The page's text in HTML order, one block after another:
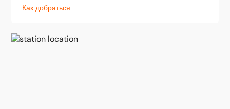
Как добраться